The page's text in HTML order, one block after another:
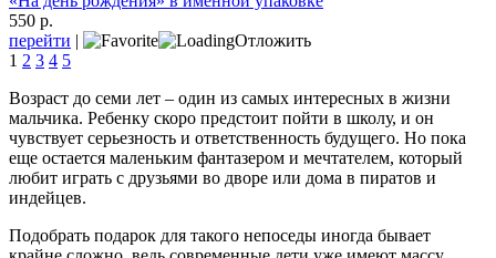
550 р.
перейти |
Отложить
1 2 3 4 5
Возраст до семи лет – один из самых интересных в жизни
мальчика. Ребенку скоро предстоит пойти в школу, и он
чувствует серьезность и ответственность будущего. Но пока
еще остается маленьким фантазером и мечтателем, который
любит играть с друзьями во дворе или дома в пиратов и
индейцев.
Подобрать подарок для такого непоседы иногда бывает